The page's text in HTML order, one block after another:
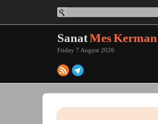
SanatMes Kerman
Friday 7 August 2026